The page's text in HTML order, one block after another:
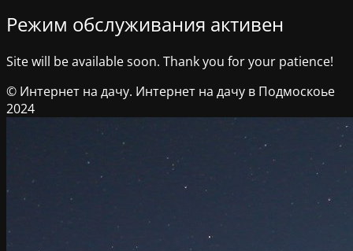
Режим обслуживания активен
Site will be available soon. Thank you for your patience!
© Интернет на дачу. Интернет на дачу в Подмоскоье
2024